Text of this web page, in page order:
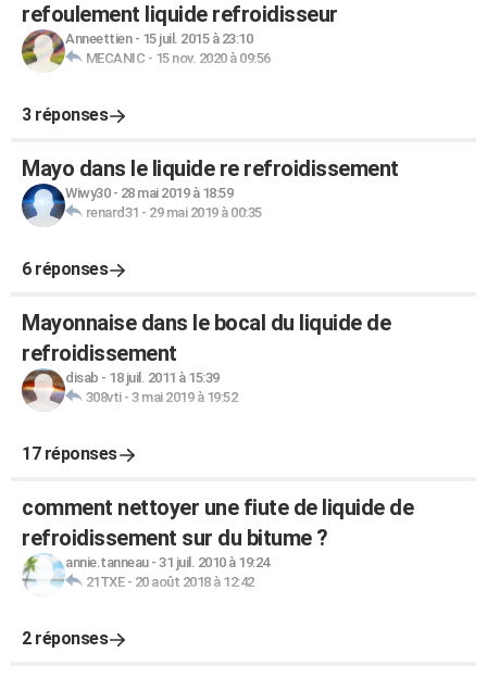
refoulement liquide refroidisseur
Anneettien- 15 juil. 2015 à 23:10
MECANIC - 15 nov. 2020 à 09:56
3 réponses
Mayo dans le liquide re refroidissement
Wiwy30- 28 mai 2019 à 18:59
renard31 - 29 mai 2019 à 00:35
6 réponses
Mayonnaise dans le bocal du liquide de
refroidissement
disab - 18 juil. 2011 à 15:39
308vti- 3 mai 2019 à 19:52
17 réponses
comment nettoyer une fiute de liquide de
refroidissement sur du bitume ?
annie.tanneau- 31 juil. 2010 à 19:24
21TXE- 20 août 2018 à 12:42
2 réponses